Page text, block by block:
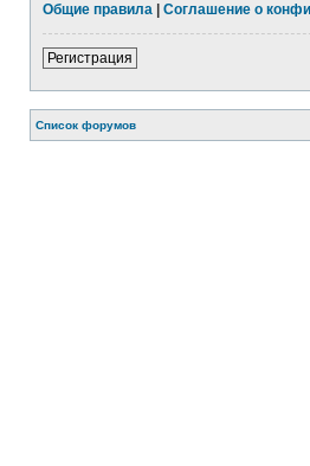
Общие правила
Соглашение о
Регистрация
Список форумов